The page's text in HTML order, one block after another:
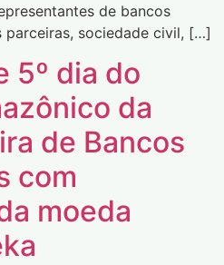
de bancos
sociedade civil, […]
5º dia do
da
de Bancos
com
moeda